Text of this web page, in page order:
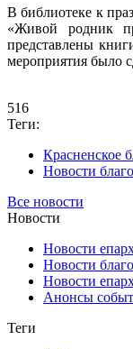
В библиотеке к
«Живой родник
представлены
мероприятия было
516
Теги:
Красненское
Новости
Все новости
Новости
Новости
Новости
Новости
Анонсы
Теги